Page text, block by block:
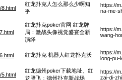
红龙扑克人怎么那么少啊知
乎
https://
na-me-
红龙扑克poker官网 红龙牌
局：激战头像视觉盛宴全新
演绎
https://
wang-
红龙扑克 机器人红龙扑克沃
https://
long-pu-
红龙德州poker下载地址、红
龙腾飞：德州扑克新战场
https://
zai-di-